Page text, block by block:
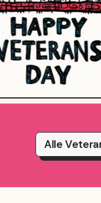
Alle